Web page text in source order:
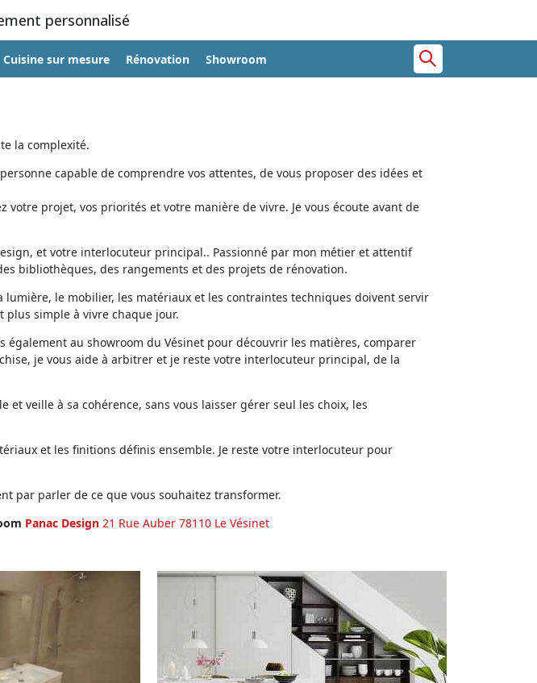
personnalisé
Cuisine sur mesure Rénovation Showroom
la complexité.
capable de comprendre vos attentes, de vous proposer des idées et
votre projet, vos priorités et votre manière de vivre. Je vous écoute avant de
et votre interlocuteur principal.. Passionné par mon métier et attentif
bibliothèques, des rangements et des projets de rénovation.
le mobilier, les matériaux et les contraintes techniques doivent servir
simple à vivre chaque jour.
également au showroom du Vésinet pour découvrir les matières, comparer
je vous aide à arbitrer et je reste votre interlocuteur principal, de la
veille à sa cohérence, sans vous laisser gérer seul les choix, les
et les finitions définis ensemble. Je reste votre interlocuteur pour
par parler de ce que vous souhaitez transformer.
Panac Design 21 Rue Auber 78110 Le Vésinet